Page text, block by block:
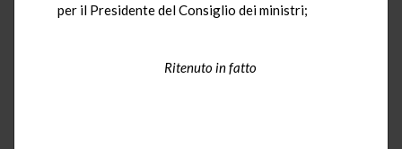
per il Presidente del Consiglio dei ministri;
Ritenuto in fatto